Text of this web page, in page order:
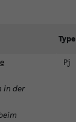
Type
in der
Pj